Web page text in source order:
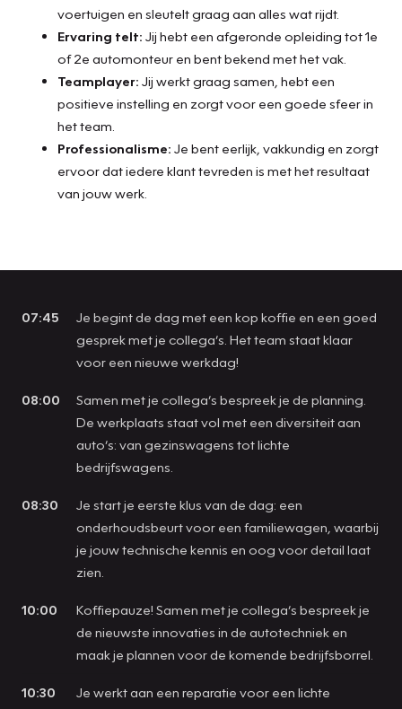
voertuigen en sleutelt graag aan alles wat rijdt.
Ervaring telt: Jij hebt een afgeronde opleiding tot 1e
of 2e automonteur en bent bekend met het vak.
Teamplayer: Jij werkt graag samen, hebt een
positieve instelling en zorgt voor een goede sfeer in
het team.
Professionalisme: Je bent eerlijk, vakkundig en zorgt
ervoor dat iedere klant tevreden is met het resultaat
van jouw werk.
07:45
Je begint de dag met een kop koffie en een goed
gesprek met je collega’s. Het team staat klaar
voor een nieuwe werkdag!
08:00
Samen met je collega’s bespreek je de planning.
De werkplaats staat vol met een diversiteit aan
auto’s: van gezinswagens tot lichte
bedrijfswagens.
08:30
Je start je eerste klus van de dag: een
onderhoudsbeurt voor een familiewagen, waarbij
je jouw technische kennis en oog voor detail laat
zien.
10:00
Koffiepauze! Samen met je collega’s bespreek je
de nieuwste innovaties in de autotechniek en
maak je plannen voor de komende bedrijfsborrel.
10:30
Je werkt aan een reparatie voor een lichte